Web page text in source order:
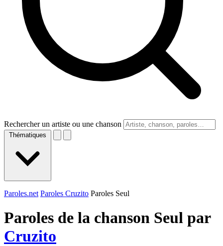
Rechercher un artiste ou une chanson
Thématiques
Paroles.net Paroles Cruzito Paroles Seul
Paroles de la chanson Seul par
Cruzito